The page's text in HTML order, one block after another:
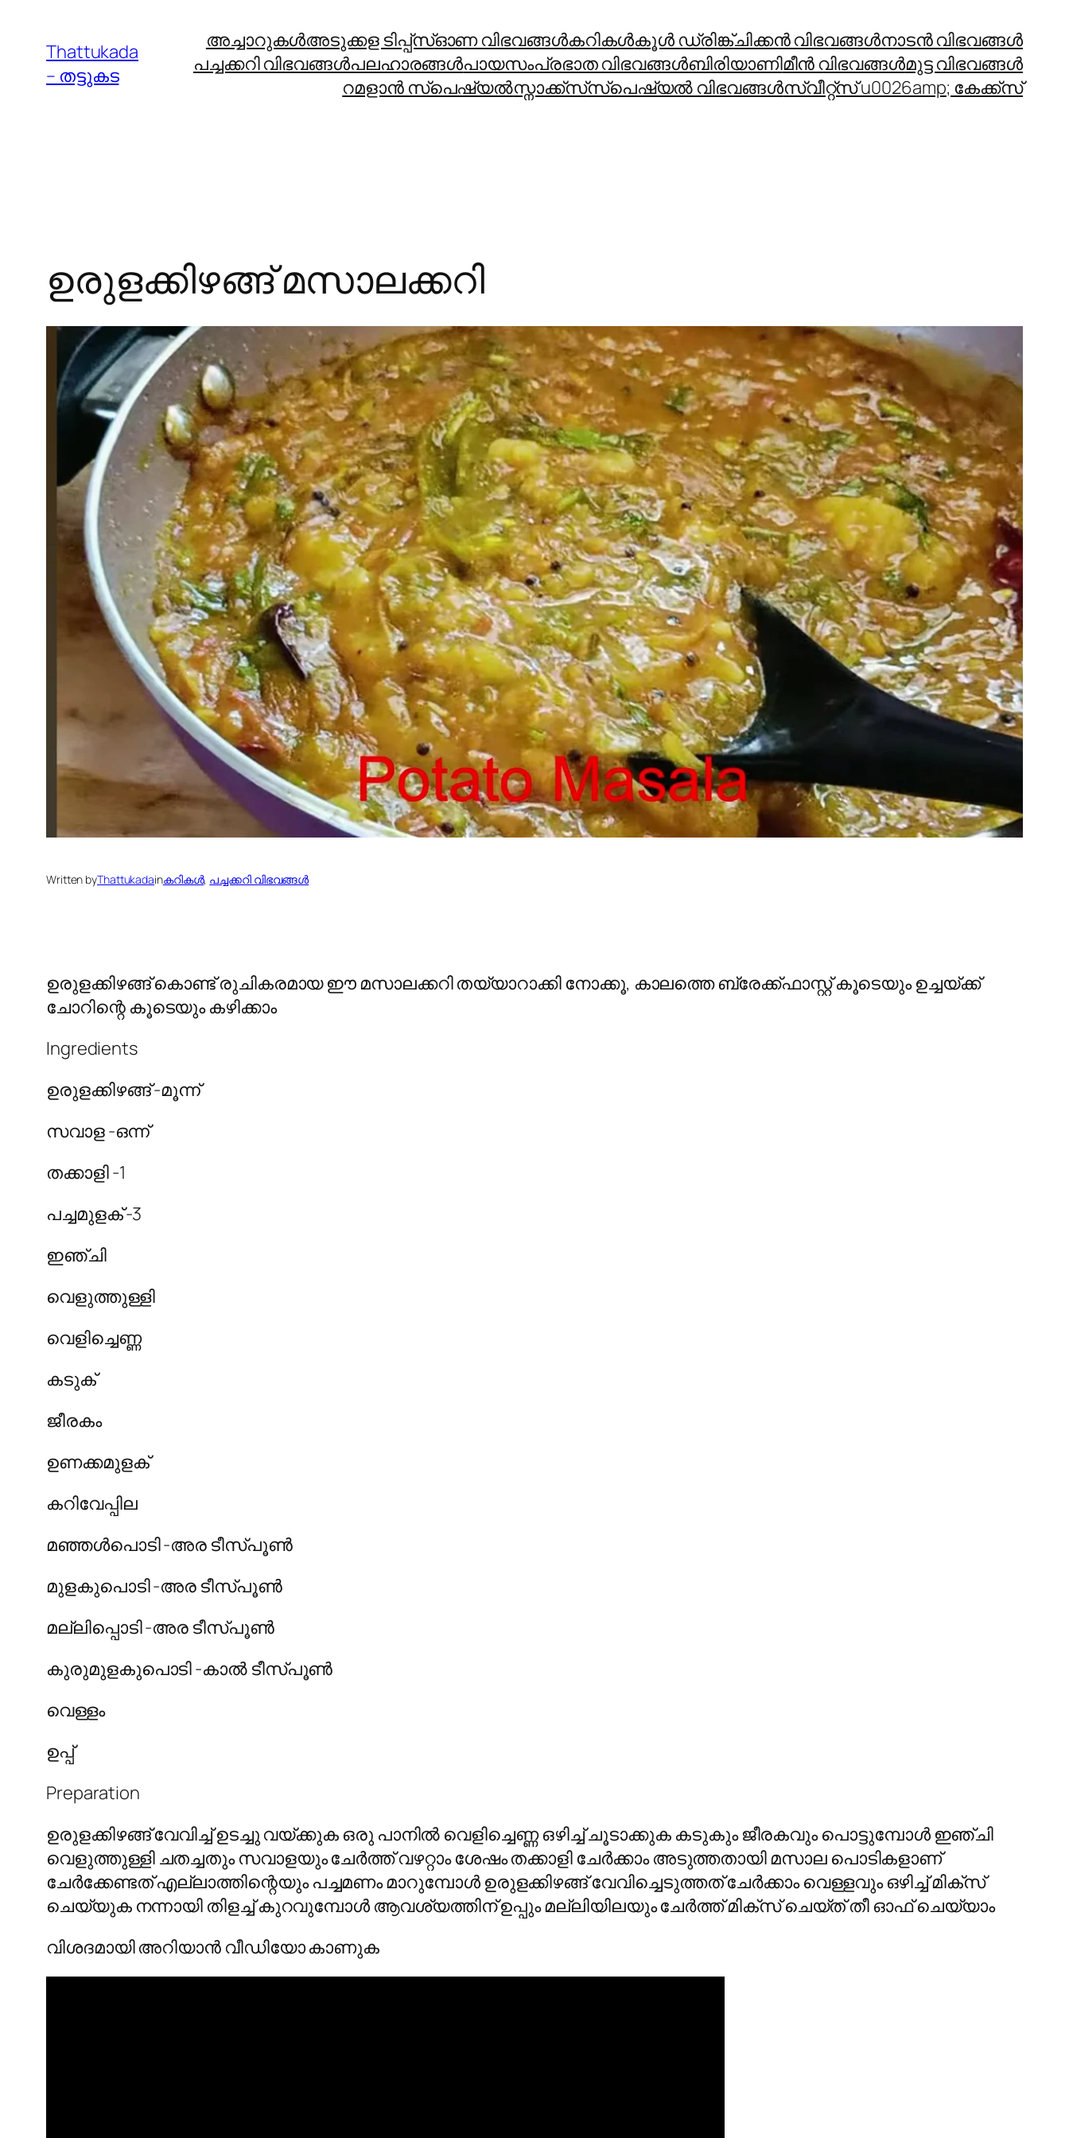
content
Thattukada
– തട്ടുകട
അച്ചാറുകള്‍അടുക്കള ടിപ്പ്സ്ഓണ വിഭവങ്ങൾകറികള്‍കൂള്‍ ഡ്രിങ്ക്ചിക്കന്‍ വിഭവങ്ങള്‍നാടന്‍ വിഭവങ്ങള്‍
പച്ചക്കറി വിഭവങ്ങള്‍പലഹാരങ്ങള്‍പായസംപ്രഭാത വിഭവങ്ങള്‍ബിരിയാണിമീന്‍ വിഭവങ്ങള്‍മുട്ട വിഭവങ്ങള്‍
റമളാന്‍ സ്പെഷ്യല്‍സ്നാക്ക്സ്സ്പെഷ്യല്‍ വിഭവങ്ങള്‍സ്വീറ്റ്സ് u0026amp; കേക്ക്സ്
ഉരുളക്കിഴങ്ങ് മസാലക്കറി
Written byThattukadainകറികള്‍, പച്ചക്കറി വിഭവങ്ങള്‍
ഉരുളക്കിഴങ്ങ് കൊണ്ട് രുചികരമായ ഈ മസാലക്കറി തയ്യാറാക്കി നോക്കൂ, കാലത്തെ ബ്രേക്ക്ഫാസ്റ്റ് കൂടെയും ഉച്ചയ്ക്ക്
ചോറിന്റെ കൂടെയും കഴിക്കാം
Ingredients
ഉരുളക്കിഴങ്ങ് -മൂന്ന്
സവാള -ഒന്ന്
തക്കാളി -1
പച്ചമുളക് -3
ഇഞ്ചി
വെളുത്തുള്ളി
വെളിച്ചെണ്ണ
കടുക്
ജീരകം
ഉണക്കമുളക്
കറിവേപ്പില
മഞ്ഞൾപൊടി -അര ടീസ്പൂൺ
മുളകുപൊടി -അര ടീസ്പൂൺ
മല്ലിപ്പൊടി -അര ടീസ്പൂൺ
കുരുമുളകുപൊടി -കാൽ ടീസ്പൂൺ
വെള്ളം
ഉപ്പ്
Preparation
ഉരുളക്കിഴങ്ങ് വേവിച്ച് ഉടച്ചു വയ്ക്കുക ഒരു പാനിൽ വെളിച്ചെണ്ണ ഒഴിച്ച് ചൂടാക്കുക കടുകും ജീരകവും പൊട്ടുമ്പോൾ ഇഞ്ചി
വെളുത്തുള്ളി ചതച്ചതും സവാളയും ചേർത്ത് വഴറ്റാം ശേഷം തക്കാളി ചേർക്കാം അടുത്തതായി മസാല പൊടികളാണ്
ചേർക്കേണ്ടത് എല്ലാത്തിന്റെയും പച്ചമണം മാറുമ്പോൾ ഉരുളക്കിഴങ്ങ് വേവിച്ചെടുത്തത് ചേർക്കാം വെള്ളവും ഒഴിച്ച് മിക്സ്
ചെയ്യുക നന്നായി തിളച്ച് കുറവുമ്പോൾ ആവശ്യത്തിന് ഉപ്പും മല്ലിയിലയും ചേർത്ത് മിക്സ് ചെയ്ത് തീ ഓഫ് ചെയ്യാം
വിശദമായി അറിയാൻ വീഡിയോ കാണുക